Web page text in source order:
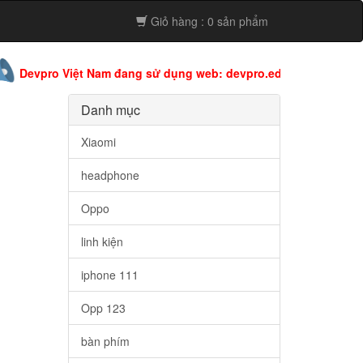
Giỏ hàng : 0 sản phẩm
Việt Nam đang sử dụng web: devpro.edu.vn còn web này
Danh mục
Xiaomi
headphone
Oppo
linh kiện
iphone 111
Opp 123
bàn phím